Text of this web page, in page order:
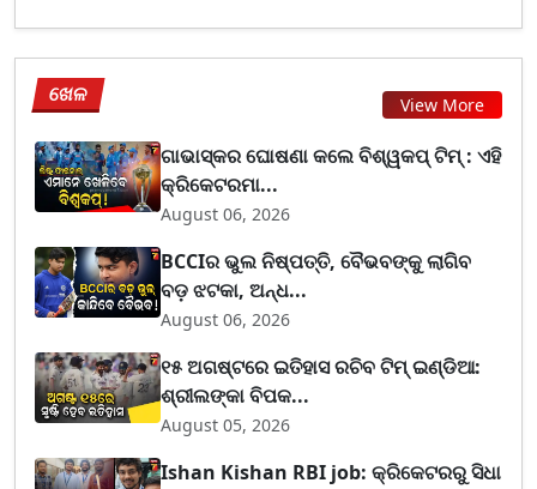
ଖେଳ View More
ଗାଭାସ୍କର ଘୋଷଣା କଲେ ବିଶ୍ୱକପ୍ ଟିମ୍ : ଏହି
କ୍ରିକେଟରମା...
August 06, 2026
BCCIର ଭୁଲ ନିଷ୍ପତ୍ତି, ବୈଭବଙ୍କୁ ଲାଗିବ
ବଡ଼ ଝଟକା, ଅନ୍ଧ...
August 06, 2026
୧୫ ଅଗଷ୍ଟରେ ଇତିହାସ ରଚିବ ଟିମ୍ ଇଣ୍ଡିଆ:
ଶ୍ରୀଲଙ୍କା ବିପକ...
August 05, 2026
Ishan Kishan RBI job: କ୍ରିକେଟରରୁ ସିଧା